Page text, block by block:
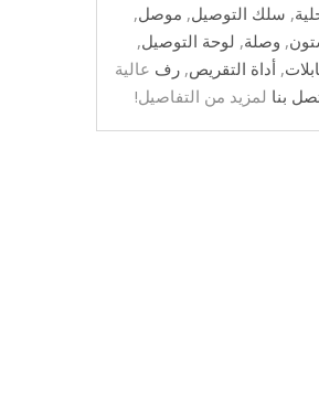
, سلك التوصيل, موصل,
, وصلة, لوحة التوصيل,
, أداة التقريص, رف عالية
بنا لمزيد من التفاصيل!